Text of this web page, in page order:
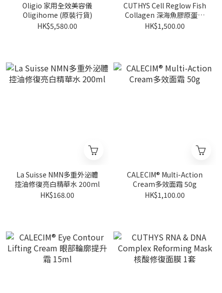
Oligio 家用全效美容儀
Oligihome (原裝行貨)
HK$5,580.00
CUTHYS Cell Reglow Fish
Collagen 深海魚膠原蛋白
水解蛋白勝肽精華套裝 (一套
HK$1,500.00
La Suisse NMN多重外泌體
控油修復亮白精華水 200ml
HK$168.00
CALECIM® Multi-Action
Cream多效面霜 50g
HK$1,100.00